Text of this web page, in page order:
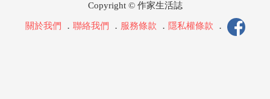
Copyright © 作家生活誌
關於我們 ． 聯絡我們 ． 服務條款 ． 隱私權條款 ．